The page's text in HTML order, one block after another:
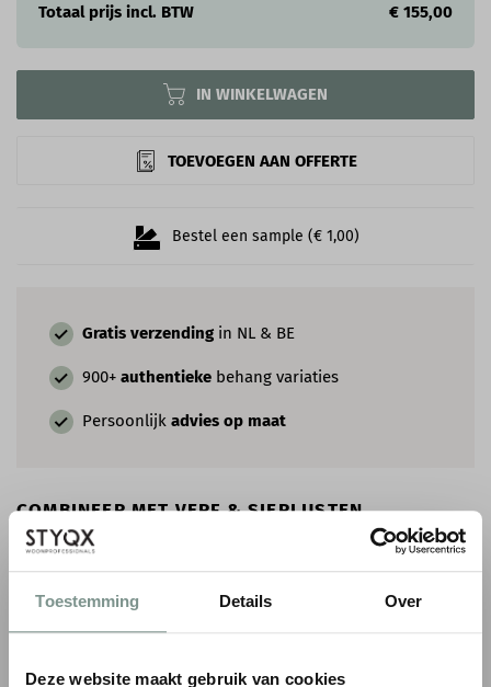
Toestemming Details Over
Deze website maakt gebruik van cookies
Gratis verzending in NL & BE
900+ authentieke behang variaties
Persoonlijk advies op maat
COMBINEER MET VERF & SIERLIJSTEN
Totaal prijs incl. BTW
€ 155,00
Bestel een sample (€ 1,00)
IN WINKELWAGEN
TOEVOEGEN AAN OFFERTE